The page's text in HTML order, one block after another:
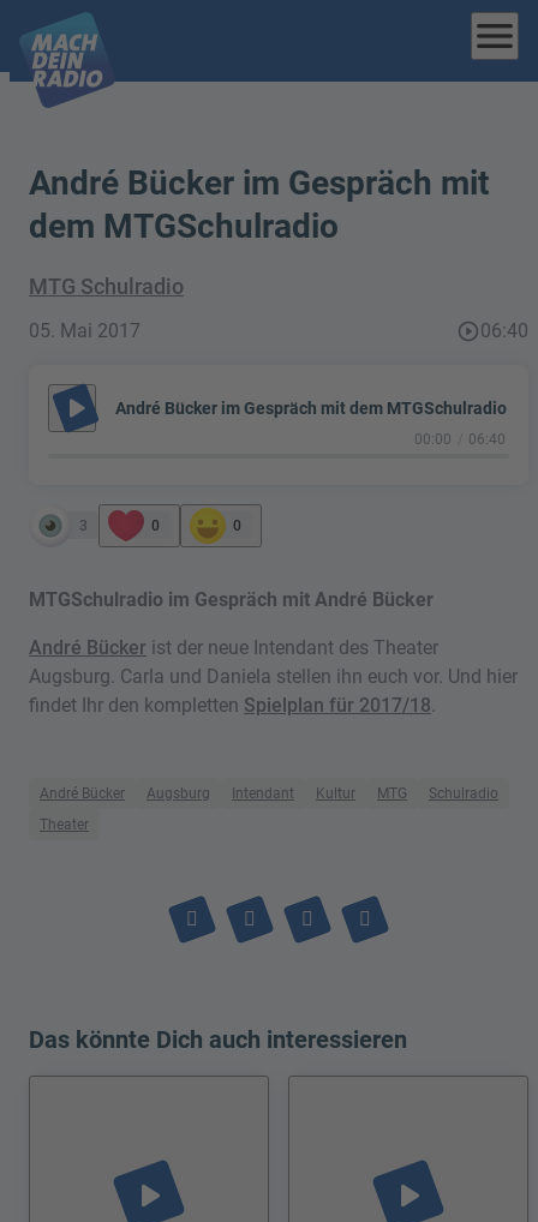
menu
André Bücker im Gespräch mit
dem MTGSchulradio
MTG Schulradio
05. Mai 2017 play_circle_outline06:40
play_arrow André Bücker im Gespräch mit dem MTGSchulradio
00:00 06:40
3 0 0
MTGSchulradio im Gespräch mit André Bücker
André Bücker ist der neue Intendant des Theater
Augsburg. Carla und Daniela stellen ihn euch vor. Und hier
findet Ihr den kompletten Spielplan für 2017/18
André Bücker Augsburg Intendant Kultur MTG
Schulradio
Theater
Das könnte Dich auch interessieren
play_arrow play_arrow